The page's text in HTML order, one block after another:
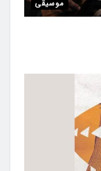
موسیقی